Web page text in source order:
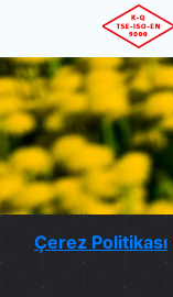
Çerez Politikası